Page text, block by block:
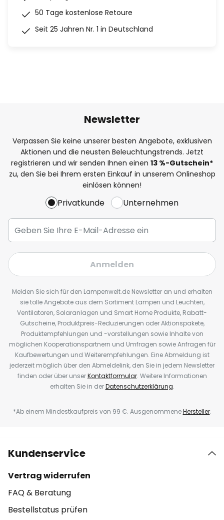
50 Tage kostenlose Retoure
Seit 25 Jahren Nr. 1 in Deutschland
Newsletter
Verpassen Sie keine unserer besten Angebote, exklusiven
Aktionen und die neusten Beleuchtungstrends. Jetzt
registrieren und wir senden Ihnen einen 13 %-Gutschein*
zu, den Sie bei Ihrem ersten Einkauf in unserem Onlineshop
einlösen können!
Privatkunde Unternehmen
Anmelden
Melden Sie sich für den Lampenwelt.de Newsletter an und erhalten
sie tolle Angebote aus dem Sortiment Lampen und Leuchten,
Ventilatoren, Solaranlagen und Smart Home Produkte, Rabatt-
Gutscheine, Produktpreis-Reduzierungen oder Aktionspakete,
Produktempfehlungen und -vorstellungen sowie Inhalte von
möglichen Kooperationspartnern und Umfragen sowie Anfragen für
Kaufbewertungen und Weiterempfehlungen. Eine Abmeldung ist
jederzeit möglich über den Abmeldelink, den Sie in jedem Newsletter
finden oder über unserKontaktformular. Weitere Informationen
erhalten Sie in derDatenschutzerklärung.
*Ab einem Mindestkaufpreis von 99 €. AusgenommeneHersteller.
Kundenservice
Vertrag widerrufen
FAQ & Beratung
Bestellstatus prüfen